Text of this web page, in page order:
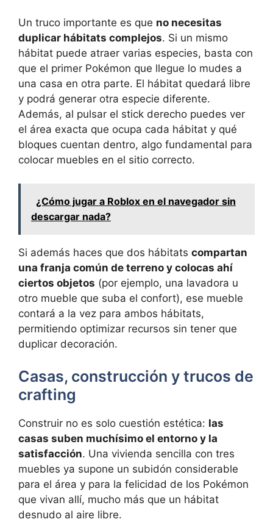
Un truco importante es que no necesitas
duplicar hábitats complejos. Si un mismo
hábitat puede atraer varias especies, basta con
que el primer Pokémon que llegue lo mudes a
una casa en otra parte. El hábitat quedará libre
y podrá generar otra especie diferente.
Además, al pulsar el stick derecho puedes ver
el área exacta que ocupa cada hábitat y qué
bloques cuentan dentro, algo fundamental para
colocar muebles en el sitio correcto.
¿Cómo jugar a Roblox en el navegador sin
descargar nada?
Si además haces que dos hábitats compartan
una franja común de terreno y colocas ahí
ciertos objetos (por ejemplo, una lavadora u
otro mueble que suba el confort), ese mueble
contará a la vez para ambos hábitats,
permitiendo optimizar recursos sin tener que
duplicar decoración.
Casas, construcción y trucos de
crafting
Construir no es solo cuestión estética: las
casas suben muchísimo el entorno y la
satisfacción. Una vivienda sencilla con tres
muebles ya supone un subidón considerable
para el área y para la felicidad de los Pokémon
que vivan allí, mucho más que un hábitat
desnudo al aire libre.